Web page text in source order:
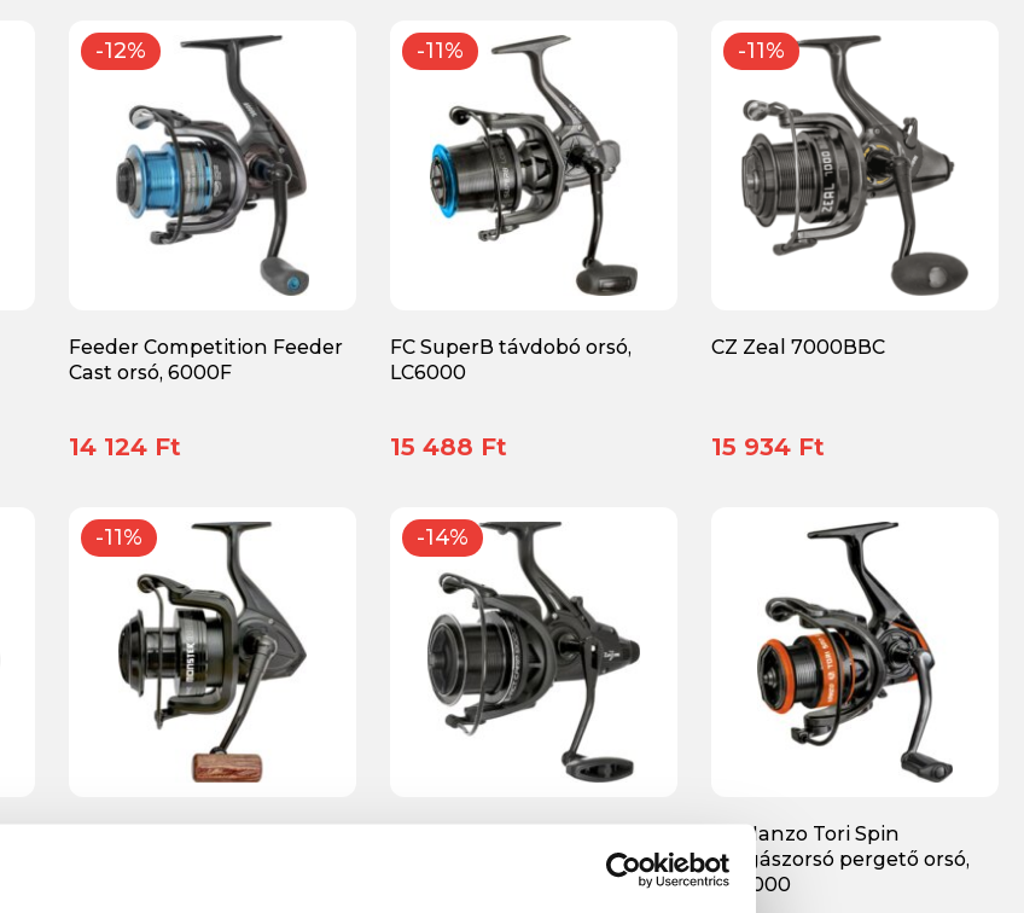
-12%
Feeder Competition Feeder
Cast orsó, 6000F
14 124 Ft
-11%
FC SuperB távdobó orsó,
LC6000
15 488 Ft
-11%
CZ Zeal 7000BBC
15 934 Ft
-11% -14%
PZ Hanzo Tori Spin
horgászorsó pergető orsó,
FD3000